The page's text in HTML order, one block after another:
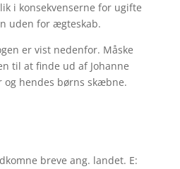
i konsekvenserne for ugifte
uden for ægteskab.
er vist nedenfor. Måske
til at finde ud af Johanne
hendes børns skæbne.
breve ang. landet. E: